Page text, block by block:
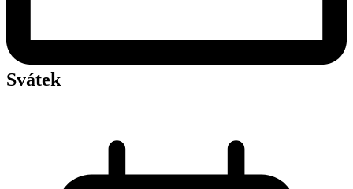
Svátek